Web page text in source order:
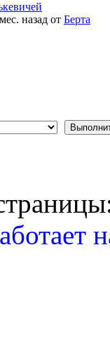
назад от Берта